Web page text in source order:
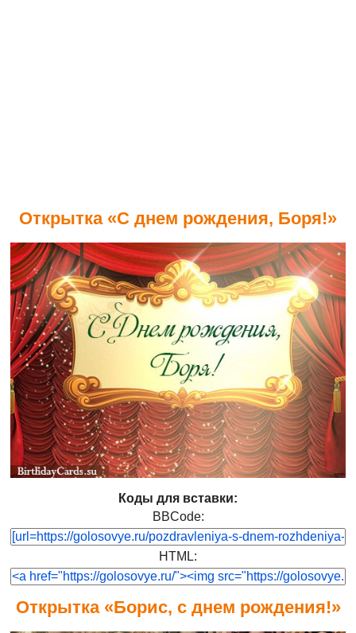
Открытка «С днем рождения, Боря!»
Коды для вставки:
BBCode:
HTML:
Открытка «Борис, с днем рождения!»